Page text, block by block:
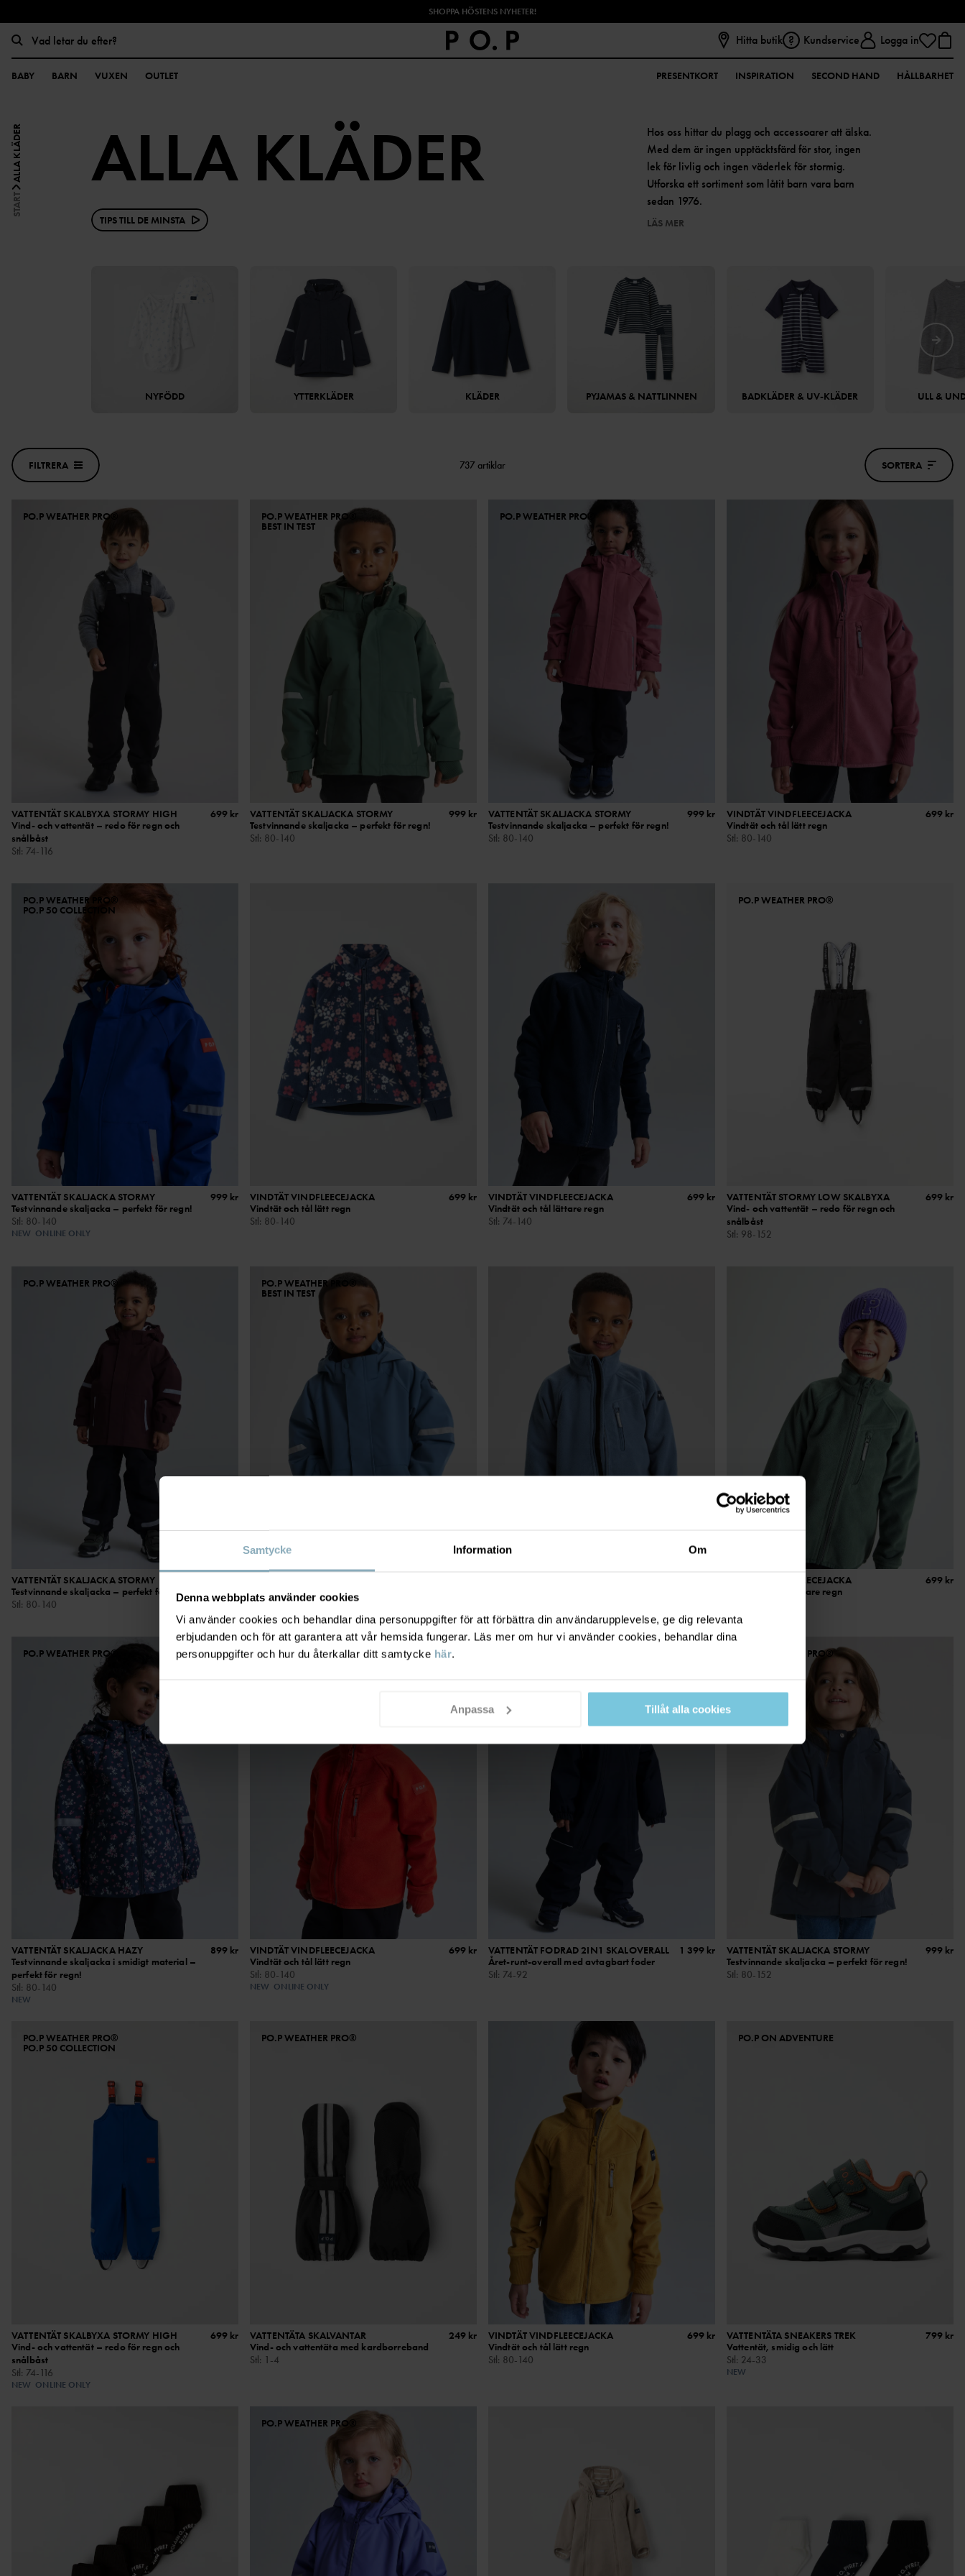
Samtycke Information Om
Denna webbplats använder cookies
Vi använder cookies och behandlar dina personuppgifter för att förbättra din användarupplevelse, ge dig relevanta
erbjudanden och för att garantera att vår hemsida fungerar. Läs mer om hur vi använder cookies, behandlar dina
personuppgifter och hur du återkallar ditt samtycke här.
Anpassa Tillåt alla cookies
SHOPPA HÖSTENS NYHETER!
Hitta butik Kundservice Logga in
BABY BARN VUXEN OUTLET PRESENTKORT INSPIRATION SECOND HAND HÅLLBARHET
START
ALLA KLÄDER ALLA KLÄDER
TIPS TILL DE MINSTA
Hos oss hittar du plagg och accessoarer att älska.
Med dem är ingen upptäcktsfärd för stor, ingen
lek för livlig och ingen väderlek för stormig.
Utforska ett sortiment som låtit barn vara barn
sedan 1976.
LÄS MER
NYFÖDD YTTERKLÄDER KLÄDER PYJAMAS & NATTLINNEN BADKLÄDER & UV-KLÄDER ULL &
FILTRERA 737 artiklar SORTERA
PO.P WEATHER PRO®
VATTENTÄT SKALBYXA STORMY HIGH
Vind- och vattentät – redo för regn och
snålbåst
Stl: 74-116
699 kr
PO.P WEATHER PRO®
BEST IN TEST
VATTENTÄT SKALJACKA STORMY
Testvinnande skaljacka – perfekt för regn!
Stl: 80-140
999 kr
PO.P WEATHER PRO®
VATTENTÄT SKALJACKA STORMY
Testvinnande skaljacka – perfekt för regn!
Stl: 80-140
999 kr
VINDTÄT VINDFLEECEJACKA
Vindtät och tål lätt regn
Stl: 80-140
699 kr
PO.P WEATHER PRO®
PO.P 50 COLLECTION
VATTENTÄT SKALJACKA STORMY
Testvinnande skaljacka – perfekt för regn!
Stl: 80-140
NEW ONLINE ONLY
999 kr
VINDTÄT VINDFLEECEJACKA
Vindtät och tål lätt regn
Stl: 80-140
699 kr
VINDTÄT VINDFLEECEJACKA
Vindtät och tål lättare regn
Stl: 74-140
699 kr
PO.P WEATHER PRO®
VATTENTÄT STORMY LOW SKALBYXA
Vind- och vattentät – redo för regn och
snålbåst
Stl: 98-152
699 kr
PO.P WEATHER PRO®
VATTENTÄT SKALJACKA STORMY
Testvinnande skaljacka – perfekt för regn!
Stl: 80-140
PO.P WEATHER PRO®
BEST IN TEST
Testvinnande skaljacka – perfekt för regn!
Stl:80-140
VINDTÄT VINDFLEECEJACKA
Vindtät och tål lättare regn
699 kr
PO.P WEATHER PRO®
VATTENTÄT SKALJACKA HAZY
Testvinnande skaljacka i smidigt material –
perfekt för regn!
Stl : 80-140
NEW
899 kr
PO.P 50 COLLECTION
VINDTÄT VINDFLEECEJACKA
Vindtät och tål lätt regn
Stl : 80-140
NEW ONLINE ONLY
699 kr
VATTENTÄT FODRAD 2IN1 SKALOVERALL
Året-runt-overall med avtagbart foder
Stl : 74-92
1 399 kr
PO.P WEATHER PRO®
VATTENTÄT SKALJACKA STORMY
Testvinnande skaljacka – perfekt för regn!
Stl : 80-152
999 kr
PO.P WEATHER PRO®
PO.P 50 COLLECTION
VATTENTÄT SKALBYXA STORMY HIGH
Vind- och vattentät – redo för regn och
snålbåst
Stl: 74-116
NEW ONLINE ONLY
699 kr
PO.P WEATHER PRO®
VATTENTÄTA SKALVANTAR
Vind- och vattentäta med kardborreband
Stl: 1-4
249 kr
VINDTÄT VINDFLEECEJACKA
Vindtät och tål lätt regn
Stl: 80-140
699 kr
PO.P ON ADVENTURE
VATTENTÄTA SNEAKERS TREK
Vattentät, smidig och lätt
Stl: 24-33
NEW
799 kr
PO.P WEATHER PRO®